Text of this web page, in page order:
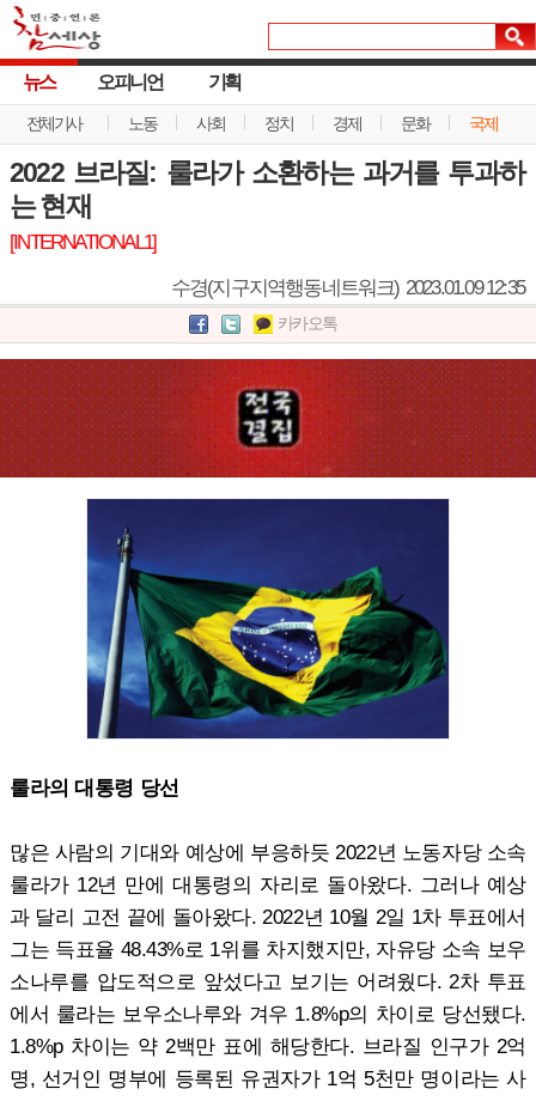
뉴스
전체기사 노동 사회 정치 경제 문화 국제
오피니언 기획
2022 브라질: 룰라가 소환하는 과거를 투과하
는 현재
[INTERNATIONAL1]
수경(지구지역행동네트워크) 2023.01.09 12:35
카카오톡
룰라의 대통령 당선
많은 사람의 기대와 예상에 부응하듯 2022년 노동자당 소속
룰라가 12년 만에 대통령의 자리로 돌아왔다. 그러나 예상
과 달리 고전 끝에 돌아왔다. 2022년 10월 2일 1차 투표에서
그는 득표율 48.43%로 1위를 차지했지만, 자유당 소속 보우
소나루를 압도적으로 앞섰다고 보기는 어려웠다. 2차 투표
에서 룰라는 보우소나루와 겨우 1.8%p의 차이로 당선됐다.
1.8%p 차이는 약 2백만 표에 해당한다. 브라질 인구가 2억
명, 선거인 명부에 등록된 유권자가 1억 5천만 명이라는 사